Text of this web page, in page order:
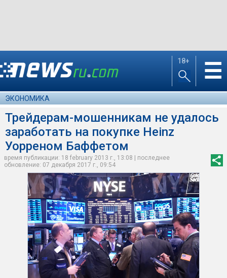
18+ ☰
ЭКОНОМИКА
Трейдерам-мошенникам не удалось
заработать на покупке Heinz
Уорреном Баффетом
время публикации: 18 february 2013 г., 13:08 | последнее
обновление: 07 декабря 2017 г., 09:54